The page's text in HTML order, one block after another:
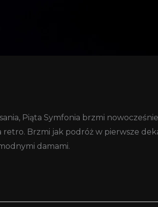
Piąta Symfonia brzmi
Brzmi jak podróż w pierwsze
damami.